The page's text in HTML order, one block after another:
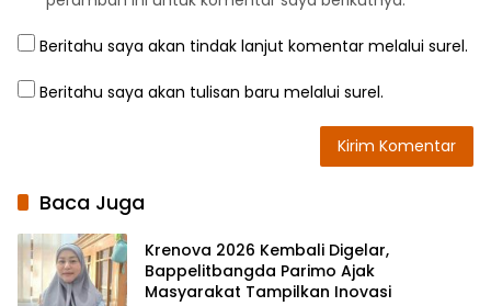
Beritahu saya akan tindak lanjut komentar melalui surel.
Beritahu saya akan tulisan baru melalui surel.
Baca Juga
Krenova 2026 Kembali Digelar,
Bappelitbangda Parimo Ajak
Masyarakat Tampilkan Inovasi